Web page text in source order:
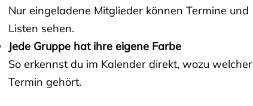
Nur eingeladene Mitglieder können Termine und
Listen sehen.
Jede Gruppe hat ihre eigene Farbe
So erkennst du im Kalender direkt, wozu welcher
Termin gehört.